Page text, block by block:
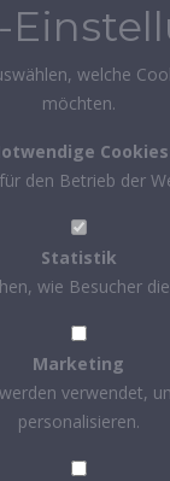
welche
möchten.
Cookies
den Betrieb der
Statistik
wie Besucher
Marketing
verwendet,
personalisieren.